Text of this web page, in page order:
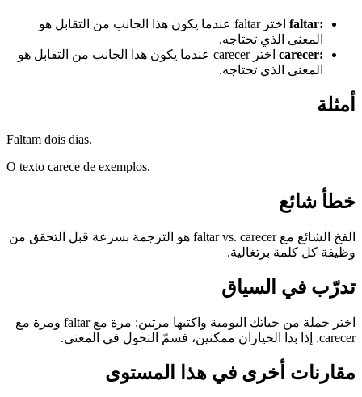
faltar:
اختر faltar عندما يكون هذا الجانب من التقابل هو
المعنى الذي تحتاجه.
carecer:
اختر carecer عندما يكون هذا الجانب من التقابل هو
المعنى الذي تحتاجه.
أمثلة
Faltam dois dias.
O texto carece de exemplos.
خطأ شائع
الفخ الشائع مع faltar vs. carecer هو الترجمة بسرعة قبل التحقق من
وظيفة كل كلمة برتغالية.
تدرّب في السياق
اختر جملة من حياتك اليومية واكتبها مرتين: مرة مع faltar ومرة مع
carecer. إذا بدا الخياران ممكنين، فسمّ التحول في المعنى.
مقارنات أخرى في هذا المستوى